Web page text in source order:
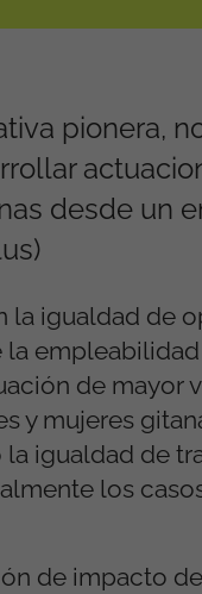
pionera,
desde un
la igualdad de
de mayor
y mujeres
igualdad de
los
de impacto